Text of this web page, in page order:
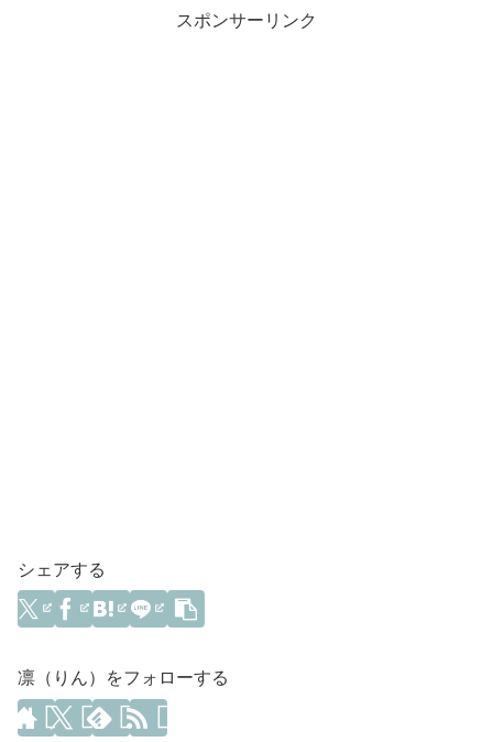
スポンサーリンク
シェアする
凛（りん）をフォローする